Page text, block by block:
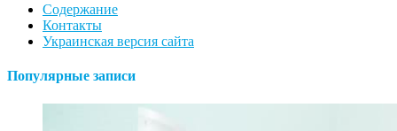
Содержание
Контакты
Украинская версия сайта
Популярные записи